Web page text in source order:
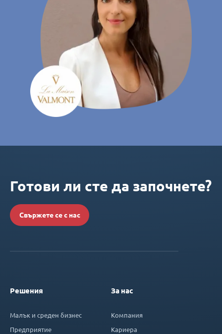
Готови ли сте да започнете?
Свържете се с нас
Решения
Малък и среден бизнес
Предприятие
За нас
Компания
Кариера